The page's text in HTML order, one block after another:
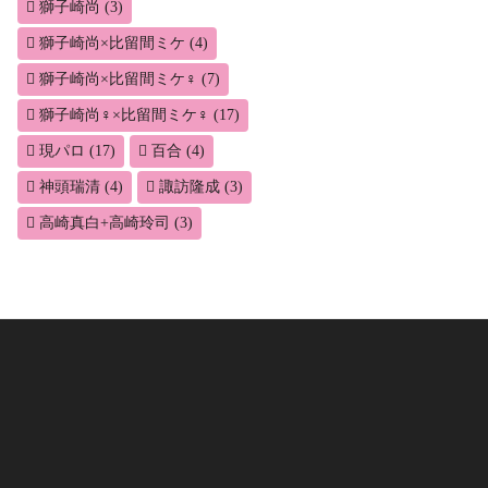
獅子崎尚 (3)
獅子崎尚×比留間ミケ (4)
獅子崎尚×比留間ミケ♀ (7)
獅子崎尚♀×比留間ミケ♀ (17)
現パロ (17) 百合 (4)
神頭瑞清 (4) 諏訪隆成 (3)
高崎真白+高崎玲司 (3)